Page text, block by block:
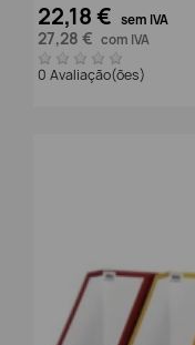
22,18 € sem IVA
27,28 € com IVA
0 Avaliação(ões)